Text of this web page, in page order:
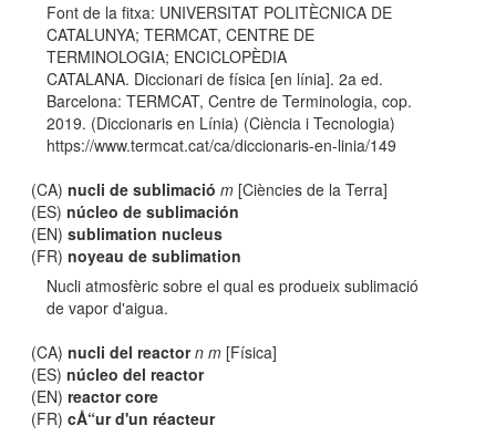
Font de la fitxa: UNIVERSITAT POLITÈCNICA DE
CATALUNYA; TERMCAT, CENTRE DE
TERMINOLOGIA; ENCICLOPÈDIA
CATALANA. Diccionari de física [en línia]. 2a ed.
Barcelona: TERMCAT, Centre de Terminologia, cop.
2019. (Diccionaris en Línia) (Ciència i Tecnologia)
https://www.termcat.cat/ca/diccionaris-en-linia/149
(CA)nucli de sublimació m [Ciències de la Terra]
(ES)núcleo de sublimación
(EN)sublimation nucleus
(FR)noyeau de sublimation
Nucli atmosfèric sobre el qual es produeix sublimació
de vapor d'aigua.
(CA)nucli del reactor n m [Física]
(ES)núcleo del reactor
(EN)reactor core
(FR)cÅ“ur d'un réacteur